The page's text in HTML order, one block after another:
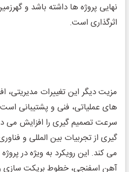
نهایی پروژه‌ ها داشته باشد و
اثرگذاری است.
مزیت دیگر این تغییرات مدیریتی،
های عملیاتی، فنی و پشتیبانی
سرعت تصمیم ‌گیری را افزایش می‌
‌گیری از تجربیات بین‌ المللی و
می‌ کند. این رویکرد به ویژه در
آهن اسفنجی، خطوط بریکت‌ سازی و